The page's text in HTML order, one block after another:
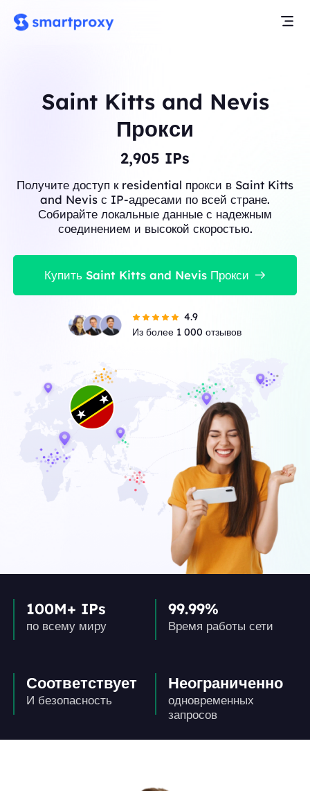
Saint Kitts and Nevis
Прокси
2,905 IPs
Получите доступ к residential прокси в Saint Kitts
and Nevis с IP-адресами по всей стране.
Собирайте локальные данные с надежным
соединением и высокой скоростью.
Купить Saint Kitts and Nevis Прокси
4.9
Из более 1 000 отзывов
100M+ IPs
по всему миру
99.99%
Время работы сети
Соответствует
И безопасность
Неограниченно
одновременных
запросов